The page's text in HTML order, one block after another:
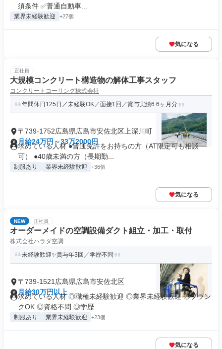
須条件 ✅普通自動車...
業界未経験歓迎 +27個
気になる
正社員
大規模コンクリート構造物の解体工事スタッフ
コンクリートコーリング株式会社
年間休日125日／未経験OK／面接1回／賞与実績6.6ヶ月分
〒739-1752広島県広島市安佐北区上深川町
月給24万円～33万2000円
求めている人材 ●普通免許をお持ちの方（AT限定可も相談
可） ●40歳未満の方（長期勤...
制服あり 業界未経験歓迎 +36個
気になる
NEW 正社員
オーダーメイドの空調設備ダクト組立・加工・取付
株式会社ハラダ空調
未経験歓迎✨賞与年3回／学歴不問
〒739-1521広島県広島市安佐北区
月給30万円以上
求めている人材 ◎職種未経験歓迎 ◎業界未経験歓迎 ◎ブラン
クOK ◎資格不問 ◎学歴...
制服あり 業界未経験歓迎 +23個
気になる